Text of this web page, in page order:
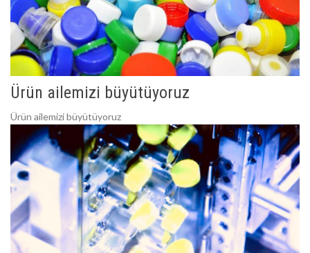
Ürün ailemizi büyütüyoruz
Ürün ailemizi büyütüyoruz